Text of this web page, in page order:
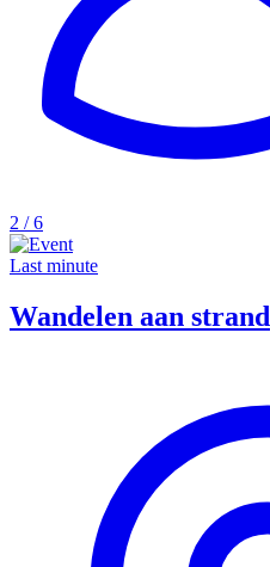
2 / 6
Last minute
Wandelen aan strand